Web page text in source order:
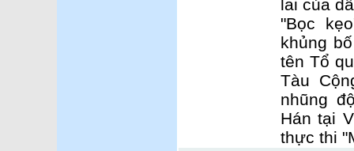
lai của
"Bọc
khủng
tên Tổ
Tàu
nhũng
Hán tại
thực thi